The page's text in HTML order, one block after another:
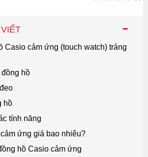
-
Casio cảm ứng (touch watch) tráng
đồng hồ
hồ
tính năng
ứng giá bao nhiêu?
hồ Casio cảm ứng